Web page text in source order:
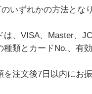
いずれかの方法とな
は、VISA、Master、
種類とカードNo.、有
を注文後7日以内にお